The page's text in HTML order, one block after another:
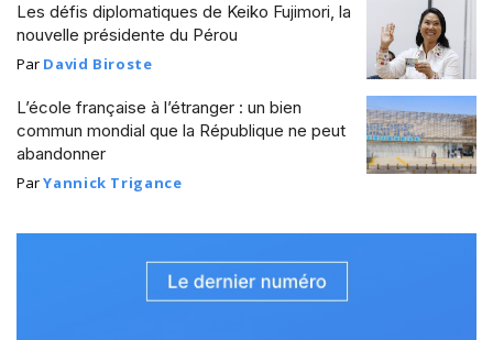
Les défis diplomatiques de Keiko Fujimori, la
nouvelle présidente du Pérou
Par David Biroste
L’école française à l’étranger : un bien
commun mondial que la République ne peut
abandonner
ParYannick Trigance